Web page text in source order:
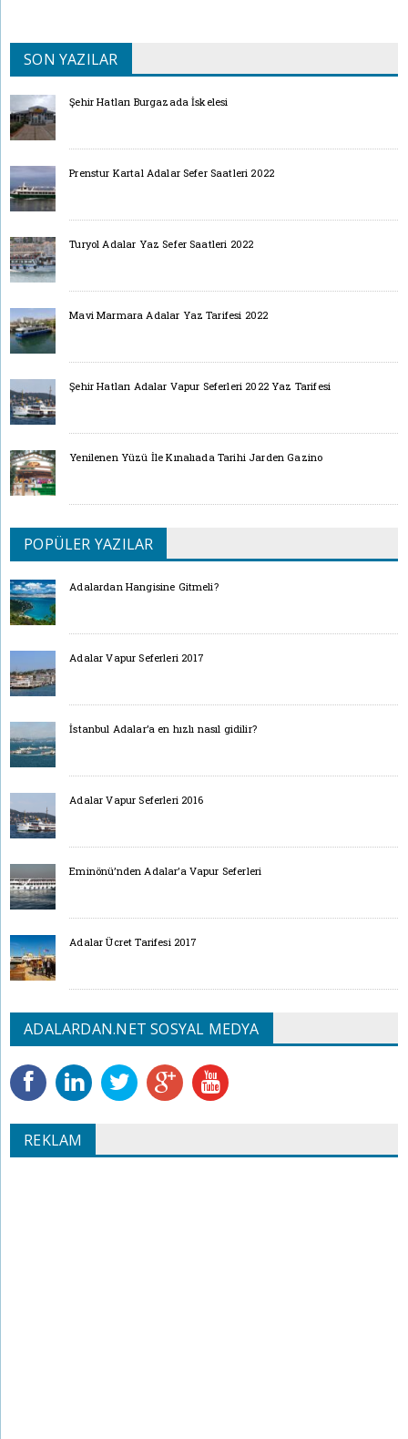
SON YAZILAR
Şehir Hatları Burgazada İskelesi
Prenstur Kartal Adalar Sefer Saatleri 2022
Turyol Adalar Yaz Sefer Saatleri 2022
Mavi Marmara Adalar Yaz Tarifesi 2022
Şehir Hatları Adalar Vapur Seferleri 2022 Yaz Tarifesi
Yenilenen Yüzü İle Kınalıada Tarihi Jarden Gazino
POPÜLER YAZILAR
Adalardan Hangisine Gitmeli?
Adalar Vapur Seferleri 2017
İstanbul Adalar’a en hızlı nasıl gidilir?
Adalar Vapur Seferleri 2016
Eminönü’nden Adalar’a Vapur Seferleri
Adalar Ücret Tarifesi 2017
ADALARDAN.NET SOSYAL MEDYA
REKLAM